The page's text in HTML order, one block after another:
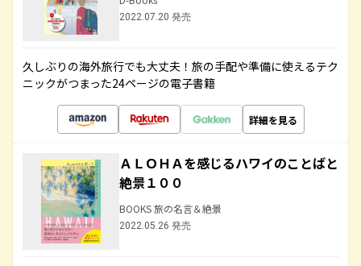
2022.07.20 発売
久しぶりの海外旅行でも大丈夫！旅の手配や準備に使えるテク
ニックがつまった24ページの電子書籍
詳細を見る
ＡＬＯＨＡを感じるハワイのことばと
絶景１００
BOOKS 旅の名言＆絶景
2022.05.26 発売